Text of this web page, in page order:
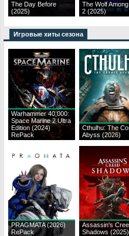
The Day Before
(2025)
The Wolf
2 (2025)
Игровые хиты сезона
Warhammer 40,000:
Space Marine 2 Ultra
Edition (2024)
RePack
Cthulhu: The
Abyss (2026)
PRAGMATA (2026)
RePack
Assassin's
Shadows (2025)